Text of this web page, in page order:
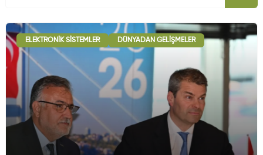
ELEKTRONIK SISTEMLER DÜNYADAN GELIŞMELER
Deniz Haberleri
Uydu ve Uzay Haberi